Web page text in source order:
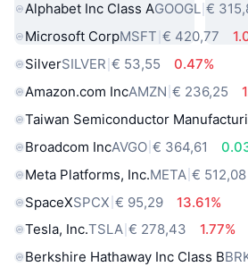
Alphabet Inc Class AGOOGL €
Microsoft CorpMSFT € 420,77
SilverSILVER € 53,55
0.47%
Amazon.com IncAMZN € 236,25
Taiwan Semiconductor
Broadcom IncAVGO € 364,61
Meta Platforms, Inc.META € 512,08
SpaceXSPCX € 95,29
13.61%
Tesla, Inc.TSLA € 278,43
1.77%
Berkshire Hathaway Inc Class B